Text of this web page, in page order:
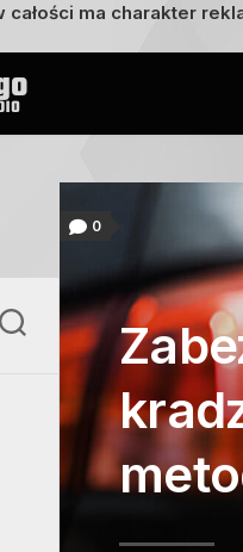
całości ma charakter
0